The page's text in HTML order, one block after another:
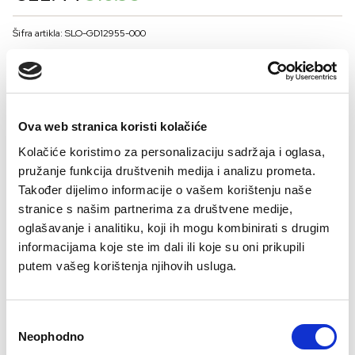
Ova web stranica koristi kolačiće
Kolačiće koristimo za personalizaciju sadržaja i oglasa,
pružanje funkcija društvenih medija i analizu prometa.
Također dijelimo informacije o vašem korištenju naše
stranice s našim partnerima za društvene medije,
oglašavanje i analitiku, koji ih mogu kombinirati s drugim
informacijama koje ste im dali ili koje su oni prikupili
putem vašeg korištenja njihovih usluga.
Selection
Neophodno
price
was:
€22.44.
price
is:
€10.95.
Šifra artikla: SLO-GD12955-000
BOJA
VELIČNA
36 38 40 42 44
Kalkulator velicine
- + DODAJTE U KORPU
Sastav: